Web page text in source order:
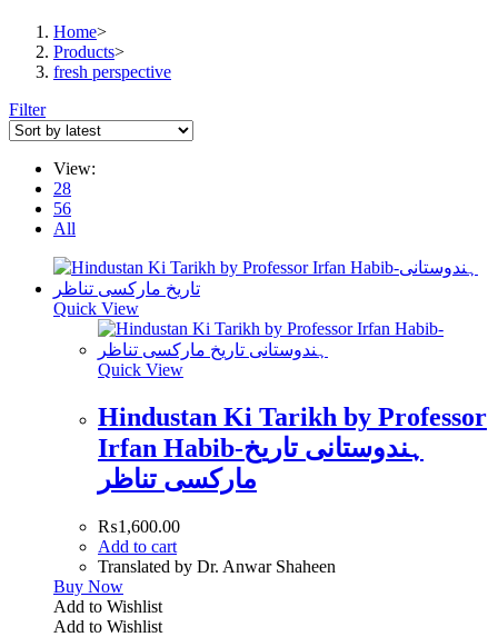
Home>
Products>
fresh perspective
Filter
View:
28
56
All
Quick View
Quick View
Hindustan Ki Tarikh by Professor
Irfan Habib-ہندوستانی تاریخ
مارکسی تناظر
₨1,600.00
Add to cart
Translated by Dr. Anwar Shaheen
Buy Now
Add to Wishlist
Add to Wishlist